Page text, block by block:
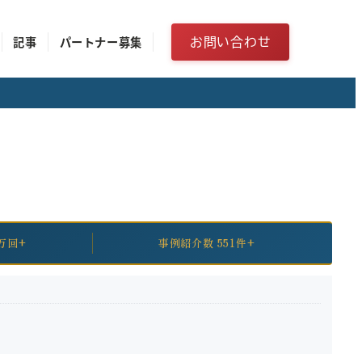
記事 パートナー募集 お問い合わせ
回+ 事例紹介数 551件+